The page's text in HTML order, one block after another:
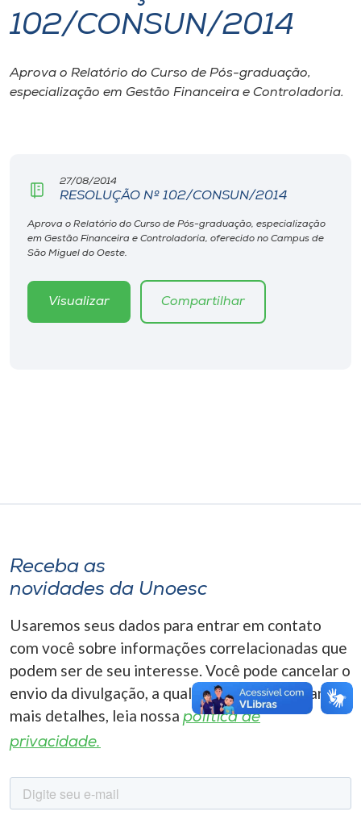
I.nova
Diplomados
CPA
Biblioteca
Rádio
A+
102/CONSUN/2014
Aprova o Relatório do Curso de Pós-graduação,
especialização em Gestão Financeira e Controladoria.
27/08/2014
RESOLUÇÃO Nº 102/CONSUN/2014
Aprova o Relatório do Curso de Pós-graduação, especialização
em Gestão Financeira e Controladoria, oferecido no Campus de
São Miguel do Oeste.
Visualizar Compartilhar
Receba as
novidades da Unoesc
Usaremos seus dados para entrar em contato
com você sobre informações correlacionadas que
podem ser de seu interesse. Você pode cancelar o
envio da divulgação, a qualquer momento. Para
mais detalhes, leia nossa política de
privacidade.